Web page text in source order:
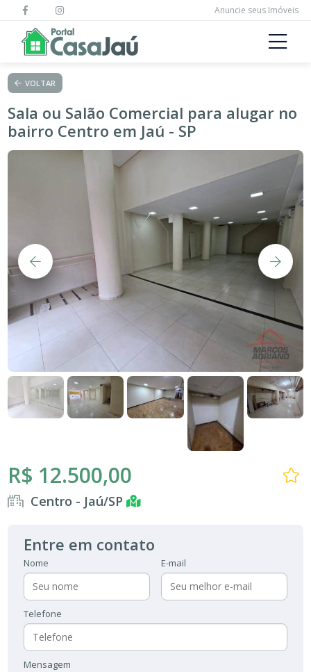
Anuncie seus Imóveis
VOLTAR
Sala ou Salão Comercial para alugar no
bairro Centro em Jaú - SP
R$ 12.500,00
Centro - Jaú/SP
Entre em contato
Nome E-mail
Telefone
Mensagem